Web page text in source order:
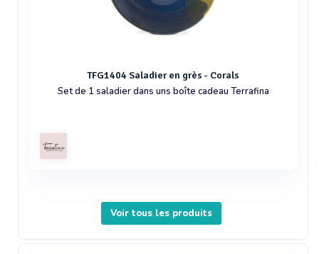
TFG1404 Saladier en grès - Corals
Set de 1 saladier dans uns boîte cadeau Terrafina
Voir tous les produits